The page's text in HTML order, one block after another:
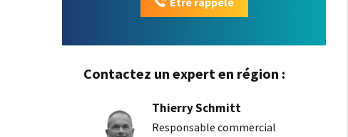
Contactez un expert en région :
Thierry Schmitt
Responsable commercial